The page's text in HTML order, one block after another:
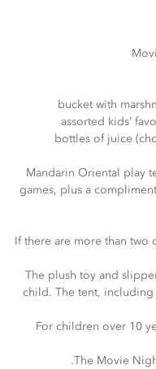
1 bucket with
assorted kids’
2 bottles of juice
1 Mandarin Oriental play
games, plus a
If there are more than
The plush toy and
child. The tent, including
For children over 10
The Movie